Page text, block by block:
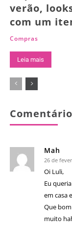
verão,
com um
Compras
Leia mais
Mah
26 de
Oi Luli,
Eu
em casa
Que
muito